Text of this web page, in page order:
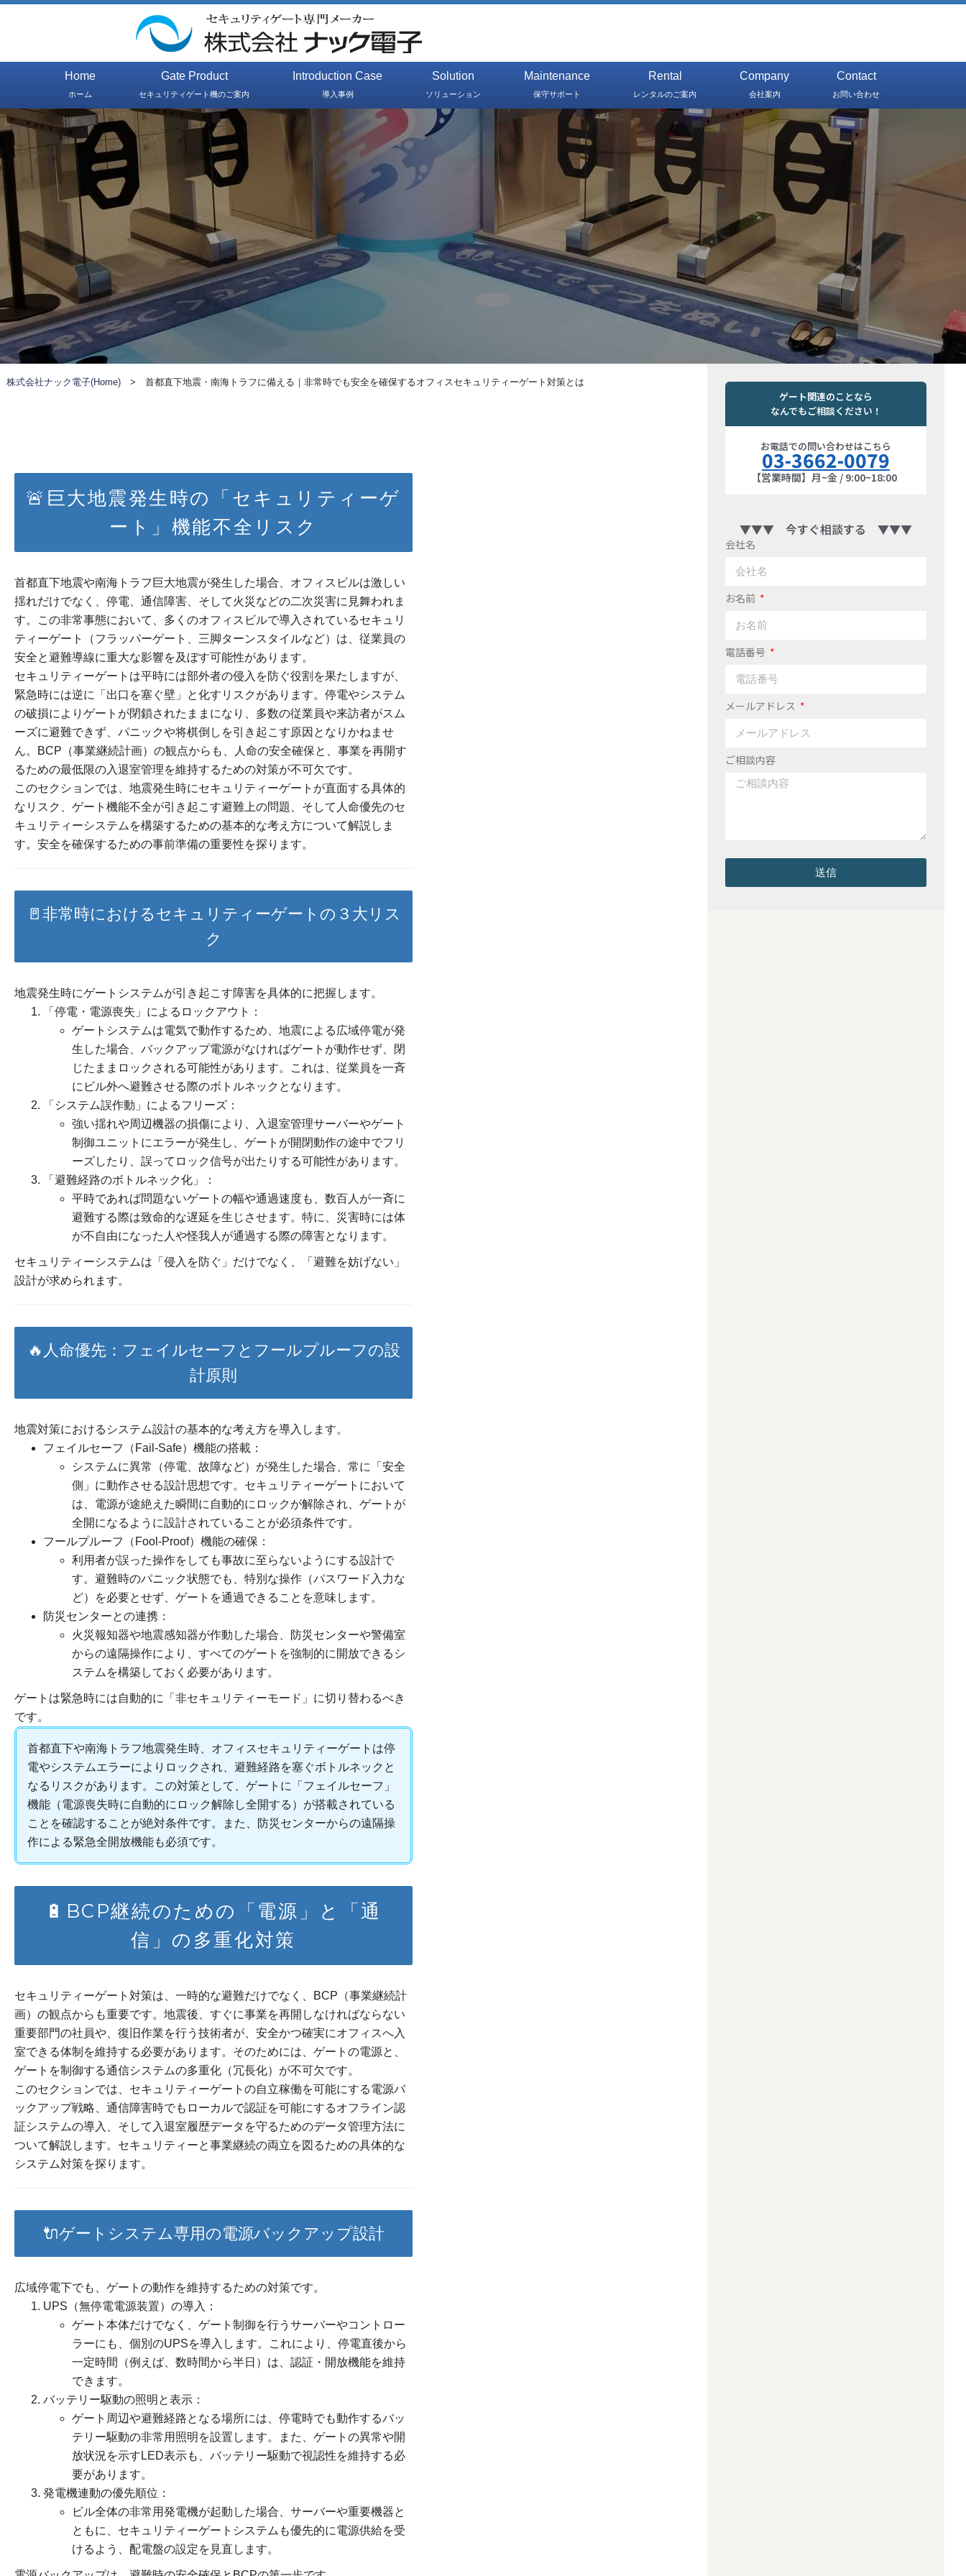
Home
ホーム
Gate Product
セキュリティゲート機のご案内
Introduction Case
導入事例
Solution
ソリューション
Maintenance
保守サポート
Rental
レンタルのご案内
Company
会社案内
Contact
お問い合わせ
株式会社ナック電子(Home) >首都直下地震・南海トラフに備える｜非常時でも安全を確保するオフィスセキュリティーゲート対策とは
🚨巨大地震発生時の「セキュリティーゲ
ート」機能不全リスク
首都直下地震や南海トラフ巨大地震が発生した場合、オフィスビルは激しい
揺れだけでなく、停電、通信障害、そして火災などの二次災害に見舞われま
す。この非常事態において、多くのオフィスビルで導入されているセキュリ
ティーゲート（フラッパーゲート、三脚ターンスタイルなど）は、従業員の
安全と避難導線に重大な影響を及ぼす可能性があります。
セキュリティーゲートは平時には部外者の侵入を防ぐ役割を果たしますが、
緊急時には逆に「出口を塞ぐ壁」と化すリスクがあります。停電やシステム
の破損によりゲートが閉鎖されたままになり、多数の従業員や来訪者がスム
ーズに避難できず、パニックや将棋倒しを引き起こす原因となりかねませ
ん。BCP（事業継続計画）の観点からも、人命の安全確保と、事業を再開す
るための最低限の入退室管理を維持するための対策が不可欠です。
このセクションでは、地震発生時にセキュリティーゲートが直面する具体的
なリスク、ゲート機能不全が引き起こす避難上の問題、そして人命優先のセ
キュリティーシステムを構築するための基本的な考え方について解説しま
す。安全を確保するための事前準備の重要性を探ります。
🚪非常時におけるセキュリティーゲートの３大リス
ク
地震発生時にゲートシステムが引き起こす障害を具体的に把握します。
「停電・電源喪失」によるロックアウト：
ゲートシステムは電気で動作するため、地震による広域停電が発
生した場合、バックアップ電源がなければゲートが動作せず、閉
じたままロックされる可能性があります。これは、従業員を一斉
にビル外へ避難させる際のボトルネックとなります。
「システム誤作動」によるフリーズ：
強い揺れや周辺機器の損傷により、入退室管理サーバーやゲート
制御ユニットにエラーが発生し、ゲートが開閉動作の途中でフリ
ーズしたり、誤ってロック信号が出たりする可能性があります。
「避難経路のボトルネック化」：
平時であれば問題ないゲートの幅や通過速度も、数百人が一斉に
避難する際は致命的な遅延を生じさせます。特に、災害時には体
が不自由になった人や怪我人が通過する際の障害となります。
セキュリティーシステムは「侵入を防ぐ」だけでなく、「避難を妨げない」
設計が求められます。
🔥人命優先：フェイルセーフとフールプルーフの設
計原則
地震対策におけるシステム設計の基本的な考え方を導入します。
フェイルセーフ（Fail-Safe）機能の搭載：
システムに異常（停電、故障など）が発生した場合、常に「安全
側」に動作させる設計思想です。セキュリティーゲートにおいて
は、電源が途絶えた瞬間に自動的にロックが解除され、ゲートが
全開になるように設計されていることが必須条件です。
フールプルーフ（Fool-Proof）機能の確保：
利用者が誤った操作をしても事故に至らないようにする設計で
す。避難時のパニック状態でも、特別な操作（パスワード入力な
ど）を必要とせず、ゲートを通過できることを意味します。
防災センターとの連携：
火災報知器や地震感知器が作動した場合、防災センターや警備室
からの遠隔操作により、すべてのゲートを強制的に開放できるシ
ステムを構築しておく必要があります。
ゲートは緊急時には自動的に「非セキュリティーモード」に切り替わるべき
です。
首都直下や南海トラフ地震発生時、オフィスセキュリティーゲートは停
電やシステムエラーによりロックされ、避難経路を塞ぐボトルネックと
なるリスクがあります。この対策として、ゲートに「フェイルセーフ」
機能（電源喪失時に自動的にロック解除し全開する）が搭載されている
ことを確認することが絶対条件です。また、防災センターからの遠隔操
作による緊急全開放機能も必須です。
🔋BCP継続のための「電源」と「通
信」の多重化対策
セキュリティーゲート対策は、一時的な避難だけでなく、BCP（事業継続計
画）の観点からも重要です。地震後、すぐに事業を再開しなければならない
重要部門の社員や、復旧作業を行う技術者が、安全かつ確実にオフィスへ入
室できる体制を維持する必要があります。そのためには、ゲートの電源と、
ゲートを制御する通信システムの多重化（冗長化）が不可欠です。
このセクションでは、セキュリティーゲートの自立稼働を可能にする電源バ
ックアップ戦略、通信障害時でもローカルで認証を可能にするオフライン認
証システムの導入、そして入退室履歴データを守るためのデータ管理方法に
ついて解説します。セキュリティーと事業継続の両立を図るための具体的な
システム対策を探ります。
🔌ゲートシステム専用の電源バックアップ設計
広域停電下でも、ゲートの動作を維持するための対策です。
UPS（無停電電源装置）の導入：
ゲート本体だけでなく、ゲート制御を行うサーバーやコントロー
ラーにも、個別のUPSを導入します。これにより、停電直後から
一定時間（例えば、数時間から半日）は、認証・開放機能を維持
できます。
バッテリー駆動の照明と表示：
ゲート周辺や避難経路となる場所には、停電時でも動作するバッ
テリー駆動の非常用照明を設置します。また、ゲートの異常や開
放状況を示すLED表示も、バッテリー駆動で視認性を維持する必
要があります。
発電機連動の優先順位：
ビル全体の非常用発電機が起動した場合、サーバーや重要機器と
ともに、セキュリティーゲートシステムも優先的に電源供給を受
けるよう、配電盤の設定を見直します。
ゲート関連のことなら
なんでもご相談ください！
お電話での問い合わせはこちら
03-3662-0079
【営業時間】月~金 / 9:00~18:00
▼▼▼ 今すぐ相談する ▼▼▼
会社名
お名前
電話番号
メールアドレス
ご相談内容
送信